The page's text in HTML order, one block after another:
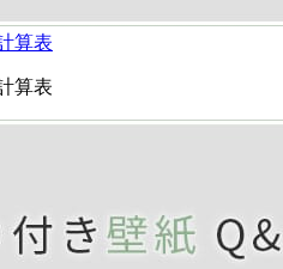
算表
算表